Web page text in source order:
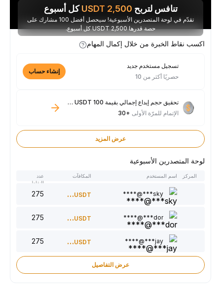
تنافس لتربح 2,500
USDTكل أسبوع
تقدّم في لوحة المتصدرين الأسبوعية! سيحصل أفضل 100 مشارك على
حصة قدرها 2,500 USDT كل أسبوع.
اكسب نقاط الخبرة من خلال إكمال المهام
تسجيل مستخدم جديد
حصريًا أكثر من 10
إنشاء حساب
تحقيق حجم إيداع إجمالي بقيمة 100 USDT فأكثر
الإتمام للمرّة الأولى+30
عرض المزيد
لوحة المتصدرين الأسبوعية
المركز اسم المستخدم المكافآت
النقاط
sky***@****
300USDT
dor***@****
220USDT
jay***@****
150USDT
عرض التفاصيل